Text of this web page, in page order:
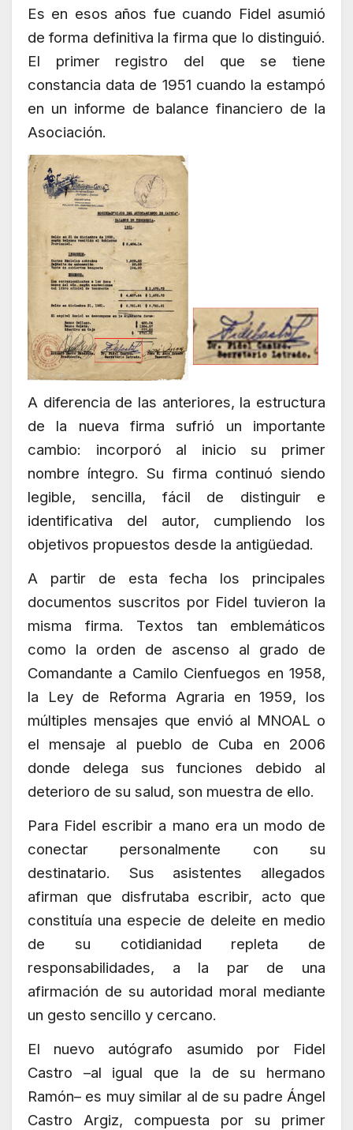
Es en esos años fue cuando Fidel asumió
de forma definitiva la firma que lo distinguió.
El primer registro del que se tiene
constancia data de 1951 cuando la estampó
en un informe de balance financiero de la
Asociación.
A diferencia de las anteriores, la estructura
de la nueva firma sufrió un importante
cambio: incorporó al inicio su primer
nombre íntegro. Su firma continuó siendo
legible, sencilla, fácil de distinguir e
identificativa del autor, cumpliendo los
objetivos propuestos desde la antigüedad.
A partir de esta fecha los principales
documentos suscritos por Fidel tuvieron la
misma firma. Textos tan emblemáticos
como la orden de ascenso al grado de
Comandante a Camilo Cienfuegos en 1958,
la Ley de Reforma Agraria en 1959, los
múltiples mensajes que envió al MNOAL o
el mensaje al pueblo de Cuba en 2006
donde delega sus funciones debido al
deterioro de su salud, son muestra de ello.
Para Fidel escribir a mano era un modo de
conectar personalmente con su
destinatario. Sus asistentes allegados
afirman que disfrutaba escribir, acto que
constituía una especie de deleite en medio
de su cotidianidad repleta de
responsabilidades, a la par de una
afirmación de su autoridad moral mediante
un gesto sencillo y cercano.
El nuevo autógrafo asumido por Fidel
Castro –al igual que la de su hermano
Ramón– es muy similar al de su padre Ángel
Castro Argiz, compuesta por su primer